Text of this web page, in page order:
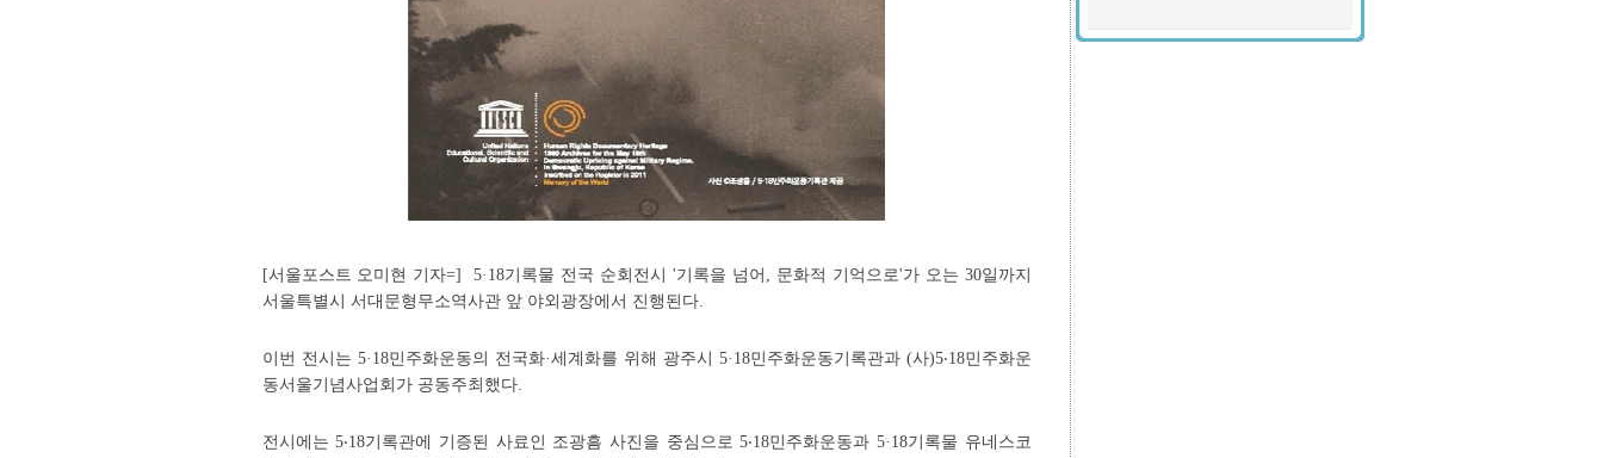
[서울포스트 오미현 기자=] 5·18기록물 전국 순회전시 '기록을 넘어, 문화적 기억으로'가 오는 30일까지
서울특별시 서대문형무소역사관 앞 야외광장에서 진행된다.
이번 전시는 5·18민주화운동의 전국화·세계화를 위해 광주시 5·18민주화운동기록관과 (사)5‧18민주화운
동서울기념사업회가 공동주최했다.
전시에는 5‧18기록관에 기증된 사료인 조광흠 사진을 중심으로 5‧18민주화운동과 5·18기록물 유네스코